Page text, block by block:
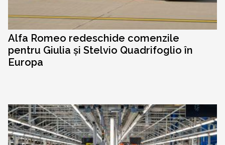
Alfa Romeo redeschide comenzile
pentru Giulia și Stelvio Quadrifoglio în
Europa